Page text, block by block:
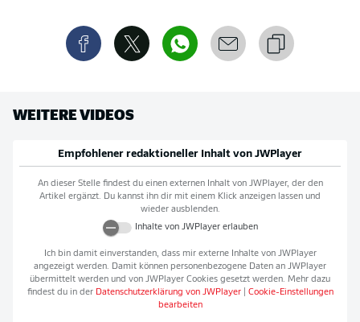
WEITERE VIDEOS
Empfohlener redaktioneller Inhalt von JWPlayer
An dieser Stelle findest du einen externen Inhalt von JWPlayer, der den
Artikel ergänzt. Du kannst ihn dir mit einem Klick anzeigen lassen und
wieder ausblenden.
Inhalte von JWPlayererlauben
Ich bin damit einverstanden, dass mir externe Inhalte von JWPlayer
angezeigt werden. Damit können personenbezogene Daten an JWPlayer
übermittelt werden und von JWPlayer Cookies gesetzt werden. Mehr dazu
findest du in der Datenschutzerklärung von JWPlayer| Cookie-Einstellungen
bearbeiten